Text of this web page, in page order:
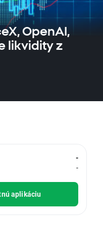
OpenAI,
likvidity z
Technologies Corp
-
-
aplikáciu